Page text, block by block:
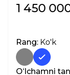
1 450
Rang: Ko'k
Oʻlchamni